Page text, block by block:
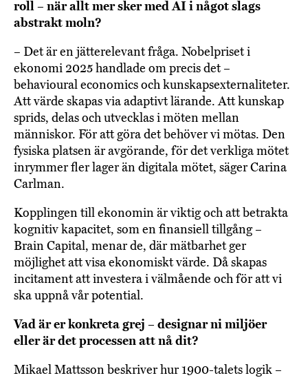
roll – när allt mer sker med AI i något slags
abstrakt moln?
– Det är en jätterelevant fråga. Nobelpriset i
ekonomi 2025 handlade om precis det –
behavioural economics och kunskapsexternaliteter.
Att värde skapas via adaptivt lärande. Att kunskap
sprids, delas och utvecklas i möten mellan
människor. För att göra det behöver vi mötas. Den
fysiska platsen är avgörande, för det verkliga mötet
inrymmer fler lager än digitala mötet, säger Carina
Carlman.
Kopplingen till ekonomin är viktig och att betrakta
kognitiv kapacitet, som en finansiell tillgång –
Brain Capital, menar de, där mätbarhet ger
möjlighet att visa ekonomiskt värde. Då skapas
incitament att investera i välmående och för att vi
ska uppnå vår potential.
Vad är er konkreta grej – designar ni miljöer
eller är det processen att nå dit?
Mikael Mattsson beskriver hur 1900-talets logik –